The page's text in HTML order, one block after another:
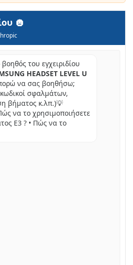
του εγχειριδίου
HEADSET LEVEL U
να σας βοηθήσω;
σφαλμάτων,
βήματος κ.λπ.)💡
να το χρησιμοποιήσετε
E3 ? • Πώς να το